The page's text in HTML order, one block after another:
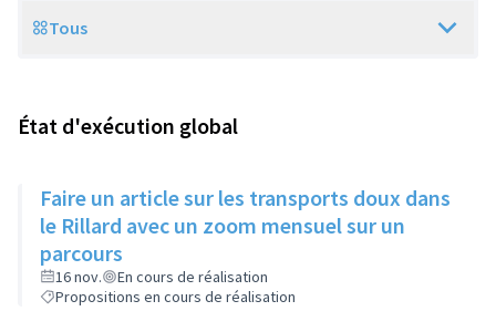
Scope
Tous
État d'exécution global
Faire un article sur les transports doux dans
le Rillard avec un zoom mensuel sur un
parcours
16 nov.
En cours de réalisation
Propositions en cours de réalisation